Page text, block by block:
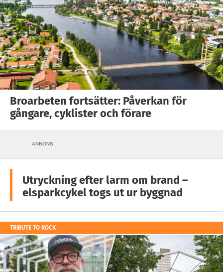
Broarbeten fortsätter: Påverkan för
gångare, cyklister och förare
ANNONS
Utryckning efter larm om brand –
elsparkcykel togs ut ur byggnad
TRIBUTE TO ROCK